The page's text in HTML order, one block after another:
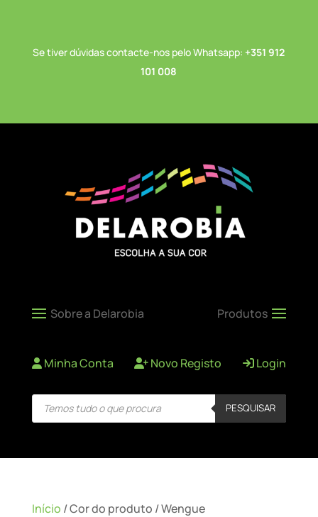
Se tiver dúvidas contacte-nos pelo Whatsapp: +351 912
101 008
Minha Conta Novo Registo Login
Products
search PESQUISAR
Início / Cor do produto / Wengue